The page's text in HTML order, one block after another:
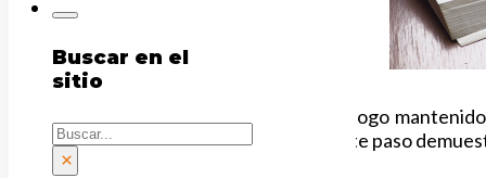
Buscar en el
sitio
Buscar
×
Gracias al trabajo conjunto y al diálogo
alegaciones. Consideramos que este paso
concertados.